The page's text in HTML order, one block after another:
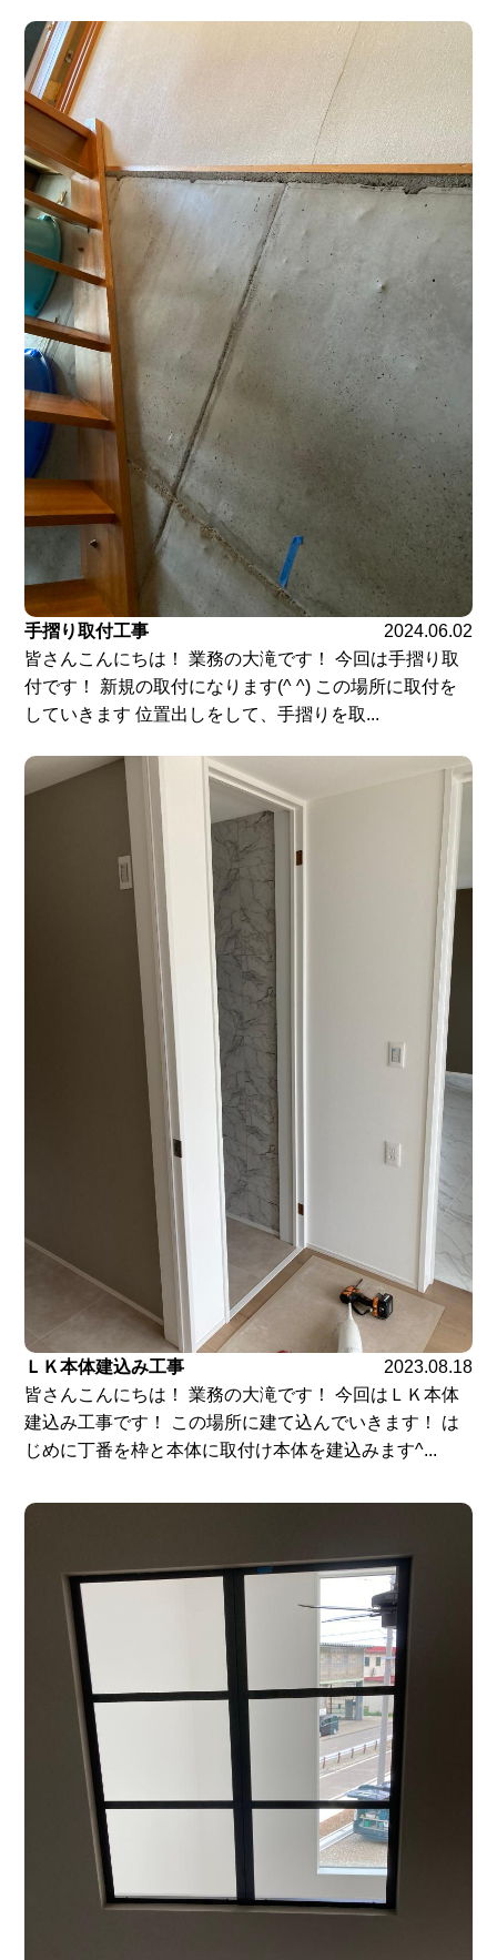
手摺り取付工事
2024.06.02
皆さんこんにちは！ 業務の大滝です！ 今回は手摺り取
付です！ 新規の取付になります(^ ^) この場所に取付を
していきます 位置出しをして、手摺りを取...
ＬＫ本体建込み工事
2023.08.18
皆さんこんにちは！ 業務の大滝です！ 今回はＬＫ本体
建込み工事です！ この場所に建て込んでいきます！ は
じめに丁番を枠と本体に取付け本体を建込みます^...